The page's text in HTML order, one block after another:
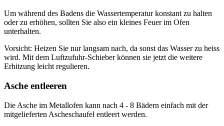
Um während des Badens die Wassertemperatur konstant zu halten
oder zu erhöhen, sollten Sie also ein kleines Feuer im Ofen
unterhalten.
Vorsicht: Heizen Sie nur langsam nach, da sonst das Wasser zu heiss
wird. Mit dem Luftzufuhr-Schieber können sie jetzt die weitere
Erhitzung leicht regulieren.
Asche entleeren
Die Asche im Metallofen kann nach 4 - 8 Bädern einfach mit der
mitgelieferten Ascheschaufel entleert werden.